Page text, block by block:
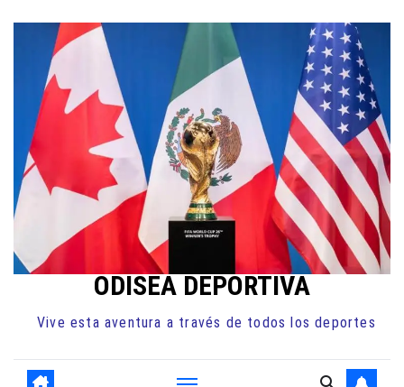
contenido
ODISEA DEPORTIVA
Vive esta aventura a través de todos los deportes